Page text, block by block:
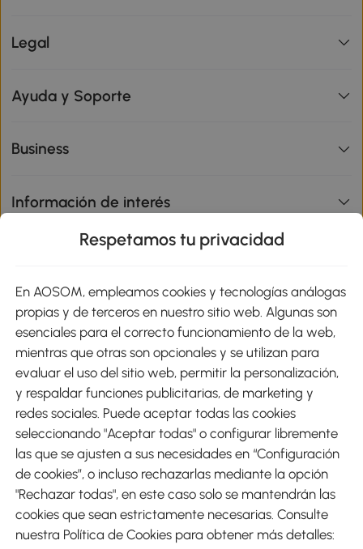
Legal
Ayuda y Soporte
Business
Información de interés
Métodos de Pago
Envíos
Descargar Aosom App
Google Play
Respetamos tu privacidad
En AOSOM, empleamos cookies y tecnologías análogas
propias y de terceros en nuestro sitio web. Algunas son
esenciales para el correcto funcionamiento de la web,
mientras que otras son opcionales y se utilizan para
evaluar el uso del sitio web, permitir la personalización,
y respaldar funciones publicitarias, de marketing y
redes sociales. Puede aceptar todas las cookies
seleccionando "Aceptar todas" o configurar libremente
las que se ajusten a sus necesidades en “Configuración
de cookies”, o incluso rechazarlas mediante la opción
"Rechazar todas", en este caso solo se mantendrán las
cookies que sean estrictamente necesarias. Consulte
nuestra Política de Cookies para obtener más detalles: